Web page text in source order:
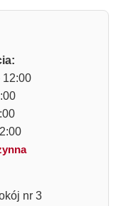
12:00
nr 3